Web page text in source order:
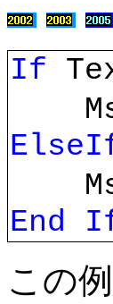
If
End
この